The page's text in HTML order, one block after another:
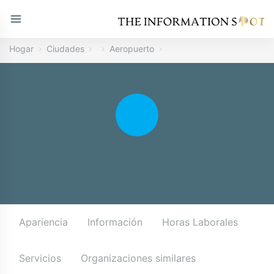
Hogar Ciudades Aeropuerto
Apariencia Información Horas Laborales
Servicios Organizaciones similares